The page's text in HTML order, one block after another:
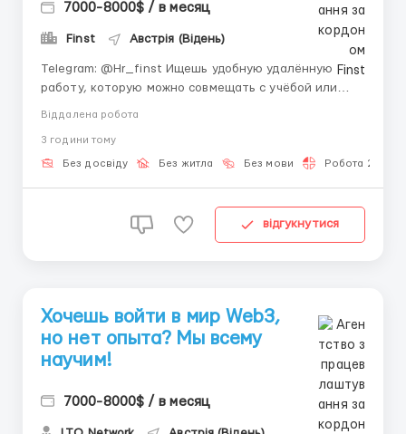
7000-8000$ / в месяц
Finst Австрія (Відень)
Telegram: @Hr_finst Ищешь удобную удалённую
работу, которую можно совмещать с учёбой или
другими делами? Мы предлагаем простые задачи и
современная технологическая компания, которая
активно развивается в сфере онлайн-бизнеса 📱.
Віддалена робота
3 години тому
Без досвіду Без житла Без мови Робота 2-3
відгукнутися
Хочешь войти в мир Web3,
но нет опыта? Мы всему
научим!
7000-8000$ / в месяц